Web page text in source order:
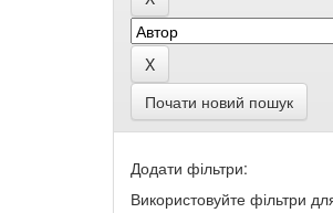
Почати новий пошук
Додати фільтри:
Використовуйте фільтри